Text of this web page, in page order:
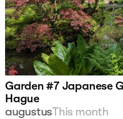
Garden #7 Japanese
Hague
augustusThis month